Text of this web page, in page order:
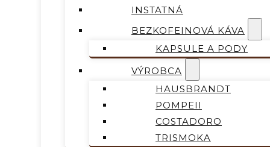
INSTATNÁ
BEZKOFEINOVÁ KÁVA
KAPSULE A PODY
VÝROBCA
HAUSBRANDT
POMPEII
COSTADORO
TRISMOKA